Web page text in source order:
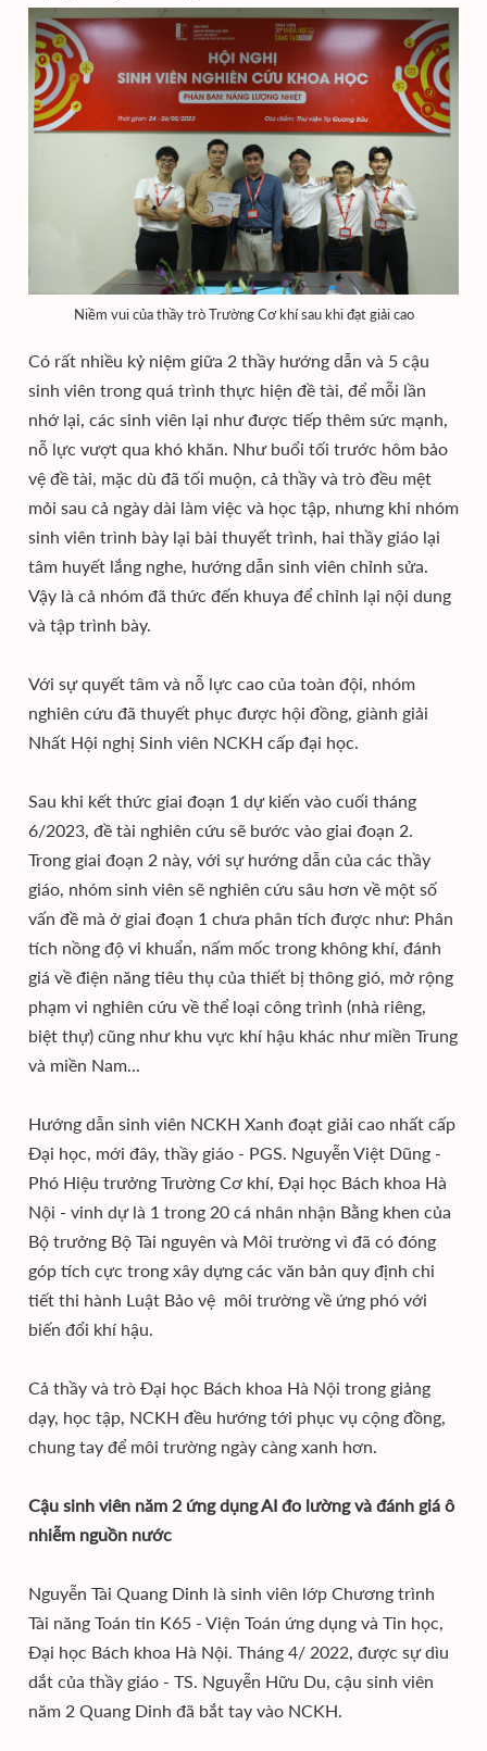
Niềm vui của thầy trò Trường Cơ khí sau khi đạt giải cao
Có rất nhiều kỷ niệm giữa 2 thầy hướng dẫn và 5 cậu
sinh viên trong quá trình thực hiện đề tài, để mỗi lần
nhớ lại, các sinh viên lại như được tiếp thêm sức mạnh,
nỗ lực vượt qua khó khăn. Như buổi tối trước hôm bảo
vệ đề tài, mặc dù đã tối muộn, cả thầy và trò đều mệt
mỏi sau cả ngày dài làm việc và học tập, nhưng khi nhóm
sinh viên trình bày lại bài thuyết trình, hai thầy giáo lại
tâm huyết lắng nghe, hướng dẫn sinh viên chỉnh sửa.
Vậy là cả nhóm đã thức đến khuya để chỉnh lại nội dung
và tập trình bày.
Với sự quyết tâm và nỗ lực cao của toàn đội, nhóm
nghiên cứu đã thuyết phục được hội đồng, giành giải
Nhất Hội nghị Sinh viên NCKH cấp đại học.
Sau khi kết thức giai đoạn 1 dự kiến vào cuối tháng
6/2023, đề tài nghiên cứu sẽ bước vào giai đoạn 2.
Trong giai đoạn 2 này, với sự hướng dẫn của các thầy
giáo, nhóm sinh viên sẽ nghiên cứu sâu hơn về một số
vấn đề mà ở giai đoạn 1 chưa phân tích được như: Phân
tích nồng độ vi khuẩn, nấm mốc trong không khí, đánh
giá về điện năng tiêu thụ của thiết bị thông gió, mở rộng
phạm vi nghiên cứu về thể loại công trình (nhà riêng,
biệt thự) cũng như khu vực khí hậu khác như miền Trung
và miền Nam...
Hướng dẫn sinh viên NCKH Xanh đoạt giải cao nhất cấp
Đại học, mới đây, thầy giáo - PGS. Nguyễn Việt Dũng -
Phó Hiệu trưởng Trường Cơ khí, Đại học Bách khoa Hà
Nội - vinh dự là 1 trong 20 cá nhân nhận Bằng khen của
Bộ trưởng Bộ Tài nguyên và Môi trường vì đã có đóng
góp tích cực trong xây dựng các văn bản quy định chi
tiết thi hành Luật Bảo vệ môi trường về ứng phó với
biến đổi khí hậu.
Cả thầy và trò Đại học Bách khoa Hà Nội trong giảng
dạy, học tập, NCKH đều hướng tới phục vụ cộng đồng,
chung tay để môi trường ngày càng xanh hơn.
Cậu sinh viên năm 2 ứng dụng AI đo lường và đánh giá ô
nhiễm nguồn nước
Nguyễn Tài Quang Dinh là sinh viên lớp Chương trình
Tài năng Toán tin K65 - Viện Toán ứng dụng và Tin học,
Đại học Bách khoa Hà Nội. Tháng 4/ 2022, được sự dìu
dắt của thầy giáo - TS. Nguyễn Hữu Du, cậu sinh viên
năm 2 Quang Dinh đã bắt tay vào NCKH.